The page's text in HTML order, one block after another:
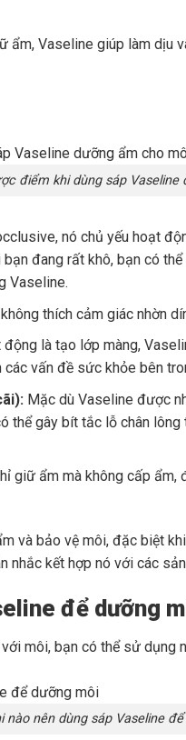
ẩm, Vaseline giúp làm dịu
điểm khi dùng sáp Vaseline
nó chủ yếu hoạt
đang rất khô, bạn có
Vaseline.
thích cảm giác nhờn
động là tạo lớp màng,
vấn đề sức khỏe bên
Mặc dù Vaseline được
thể gây bít tắc lỗ chân
giữ ẩm mà không cấp ẩm,
và bảo vệ môi, đặc biệt
nhắc kết hợp nó với các
để dưỡng
môi, bạn có thể sử dụng
nào nên dùng sáp Vaseline